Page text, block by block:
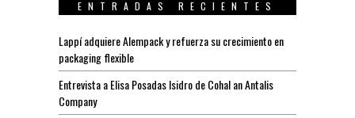
ENTRADAS RECIENTES
Lappí adquiere Alempack y refuerza su crecimiento en
packaging flexible
Entrevista a Elisa Posadas Isidro de Cohal an Antalis
Company